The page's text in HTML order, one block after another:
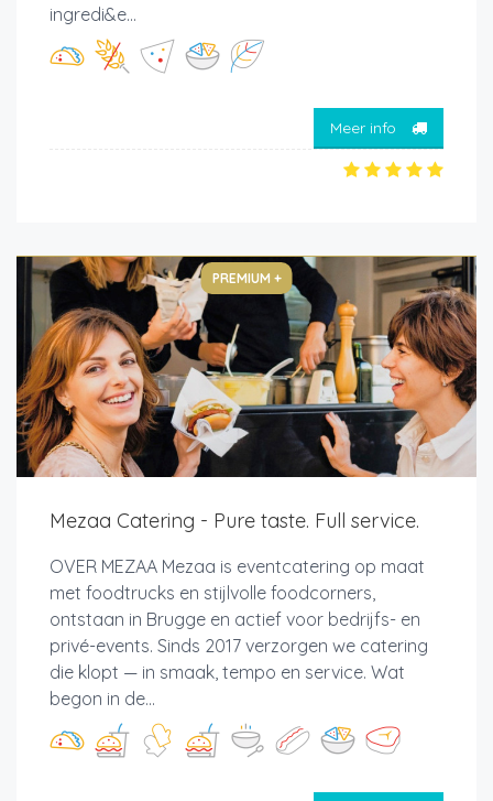
ingredi&e...
Meer info
PREMIUM +
Mezaa Catering - Pure taste. Full service.
OVER MEZAA Mezaa is eventcatering op maat
met foodtrucks en stijlvolle foodcorners,
ontstaan in Brugge en actief voor bedrijfs- en
privé-events. Sinds 2017 verzorgen we catering
die klopt — in smaak, tempo en service. Wat
begon in de...